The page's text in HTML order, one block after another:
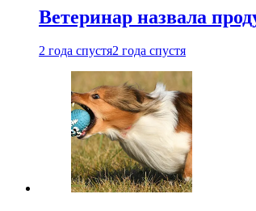
Ветеринар назвала
2 года спустя2 года спустя